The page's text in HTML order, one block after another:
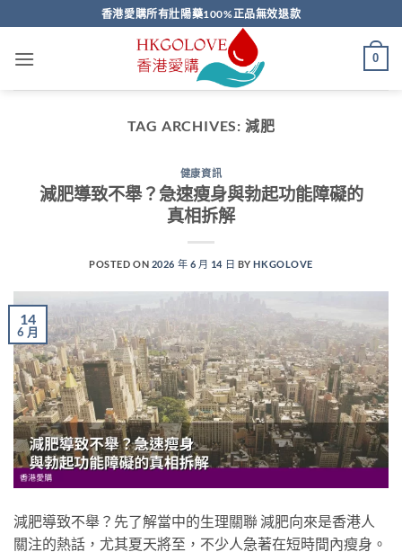
to
content
香港愛購所有壯陽藥100%正品無效退款
0
TAG ARCHIVES: 減肥
健康資訊
減肥導致不舉？急速瘦身與勃起功能障礙的
真相拆解
POSTED ON 2026 年 6 月 14 日 BYHKGOLOVE
14
6 月
減肥導致不舉？先了解當中的生理關聯 減肥向來是香港人
關注的熱話，尤其夏天將至，不少人急著在短時間內瘦身。